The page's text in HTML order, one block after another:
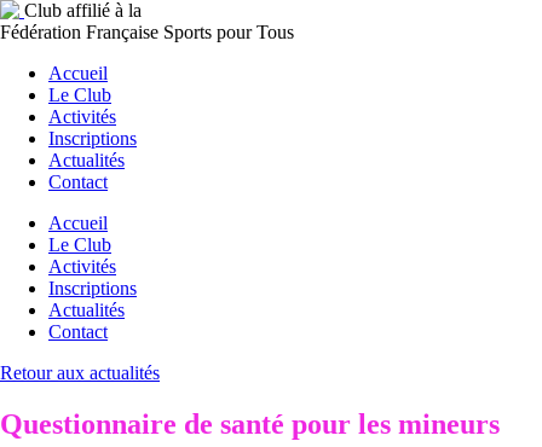
Club affilié à la
Fédération Française Sports pour Tous
Accueil
Le Club
Activités
Inscriptions
Actualités
Contact
Accueil
Le Club
Activités
Inscriptions
Actualités
Contact
Retour aux actualités
Questionnaire de santé pour les mineurs